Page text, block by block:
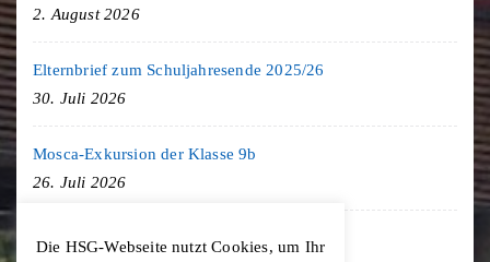
2. August 2026
Elternbrief zum Schuljahresende 2025/26
30. Juli 2026
Mosca-Exkursion der Klasse 9b
26. Juli 2026
Freiburg-Exkursion des Geschichte LK
Die HSG-Webseite nutzt Cookies, um Ihr